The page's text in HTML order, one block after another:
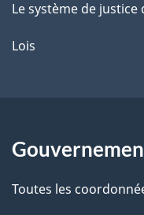
Le système de justice
Lois
Toutes les